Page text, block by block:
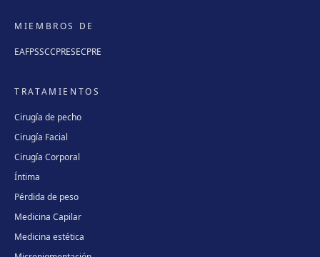
MIEMBROS DE
EAFPSSCCPRESECPRE
TRATAMIENTOS
Cirugía de pecho
Cirugía Facial
Cirugía Corporal
Íntima
Pérdida de peso
Medicina Capilar
Medicina estética